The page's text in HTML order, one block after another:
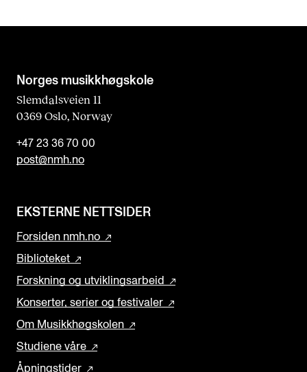
Norges musikk­høgskole
Slemdalsveien 11
0369 Oslo, Norway
+47 23 36 70 00
post@nmh.no
EKSTERNE NETTSIDER
Forsiden nmh.no
Biblioteket
Forskning og utviklingsarbeid
Konserter, serier og festivaler
Om Musikkhøgskolen
Studiene våre
Åpningstider